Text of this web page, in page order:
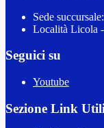
Sede
Località Licola
Seguici su
Youtube
Sezione Link Utili